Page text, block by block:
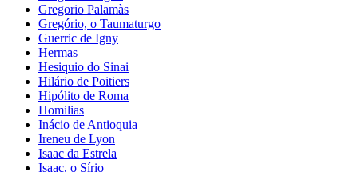
Gregorio Palamàs
Gregório, o Taumaturgo
Guerric de Igny
Hermas
Hesiquio do Sinai
Hilário de Poitiers
Hipólito de Roma
Homilias
Inácio de Antioquia
Ireneu de Lyon
Isaac da Estrela
Isaac, o Sírio